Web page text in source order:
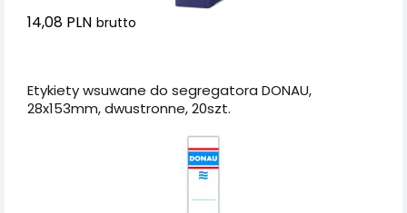
14,08 PLN brutto
Etykiety wsuwane do segregatora DONAU,
28x153mm, dwustronne, 20szt.